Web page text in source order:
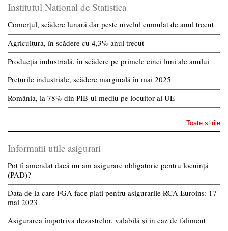
Institutul National de Statistica
Comerțul, scădere lunară dar peste nivelul cumulat de anul trecut
Agricultura, în scădere cu 4,3% anul trecut
Producția industrială, în scădere pe primele cinci luni ale anului
Prețurile industriale, scădere marginală în mai 2025
România, la 78% din PIB-ul mediu pe locuitor al UE
Toate stirile
Informatii utile asigurari
Pot fi amendat dacă nu am asigurare obligatorie pentru locuință
(PAD)?
Data de la care FGA face plati pentru asigurarile RCA Euroins: 17
mai 2023
Asigurarea împotriva dezastrelor, valabilă și in caz de faliment